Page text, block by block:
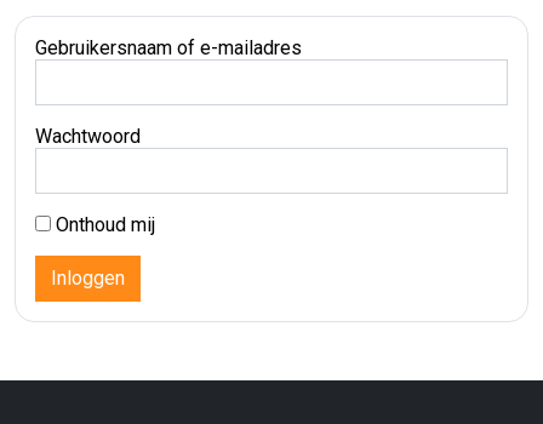
Gebruikersnaam of e-mailadres
Wachtwoord
Onthoud mij